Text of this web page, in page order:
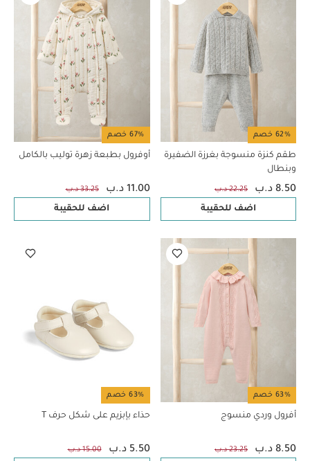
62% خصم
طقم كنزة منسوجة بغرزة الضفيرة
وبنطال
8.50 د.ب 22.25 د.ب
اضف للحقيبة
67% خصم
أوفرول بطبعة زهرة توليب بالكامل
11.00 د.ب 33.25 د.ب
اضف للحقيبة
63% خصم
أفرول وردي منسوج
8.50 د.ب 23.25 د.ب
63% خصم
حذاء بإبزيم على شكل حرف T
5.50 د.ب 15.00 د.ب